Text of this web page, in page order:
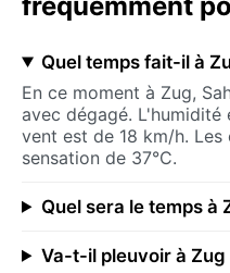
Quel temps fait-il à
En ce moment à Zug,
avec dégagé. L'humidité
vent est de 18 km/h.
sensation de 37°C.
Quel sera le temps à
Va-t-il pleuvoir à Zug